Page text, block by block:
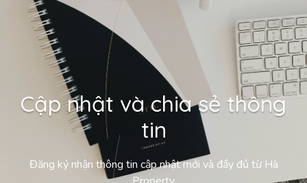
Cập nhật và chia sẻ thông
tin
Đăng ký nhận thông tin cập nhật mới và đầy đủ từ Hà